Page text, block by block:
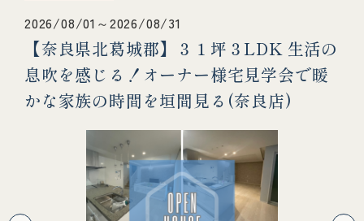
2026/08/01～2026/08/31
【奈良県北葛城郡】３１坪３LDK 生活の
息吹を感じる！オーナー様宅見学会で暖
かな家族の時間を垣間見る(奈良店)